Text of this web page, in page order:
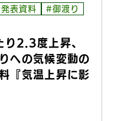
表資料
#御渡り
2.3度上昇、
への気候変動の
『気温上昇に影